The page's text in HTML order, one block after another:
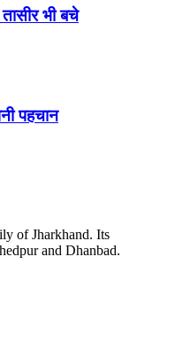
भी बचे
पहचान
of Jharkhand. Its
and Dhanbad.